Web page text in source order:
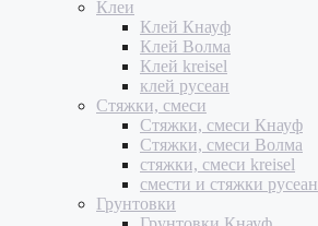
Клеи
Клей Кнауф
Клей Волма
Клей kreisel
клей русеан
Стяжки, смеси
Стяжки, смеси Кнауф
Стяжки, смеси Волма
стяжки, смеси kreisel
смести и стяжки русеан
Грунтовки